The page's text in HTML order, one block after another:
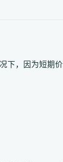
下，因为短期